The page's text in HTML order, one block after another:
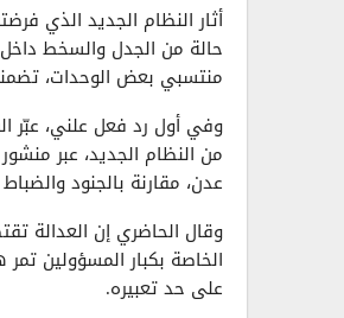
أثار النظام الجديد الذي
حالة من الجدل والسخط
منتسبي بعض الوحدات،
وفي أول رد فعل علني، عبّر
من النظام الجديد، عبر
عدن، مقارنة بالجنود
وقال الحاضري إن العدالة
الخاصة بكبار المسؤولين
على حد تعبيره.